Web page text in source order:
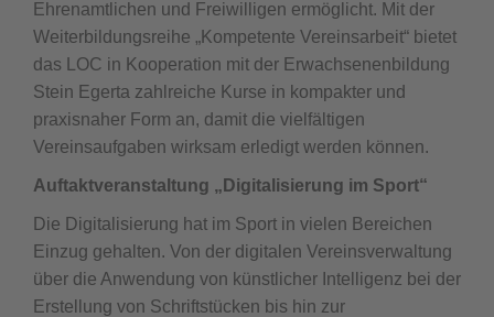
Ehrenamtlichen und Freiwilligen ermöglicht. Mit der
Weiterbildungsreihe „Kompetente Vereinsarbeit“ bietet
das LOC in Kooperation mit der Erwachsenenbildung
Stein Egerta zahlreiche Kurse in kompakter und
praxisnaher Form an, damit die vielfältigen
Vereinsaufgaben wirksam erledigt werden können.
Auftaktveranstaltung „Digitalisierung im Sport“
Die Digitalisierung hat im Sport in vielen Bereichen
Einzug gehalten. Von der digitalen Vereinsverwaltung
über die Anwendung von künstlicher Intelligenz bei der
Erstellung von Schriftstücken bis hin zur